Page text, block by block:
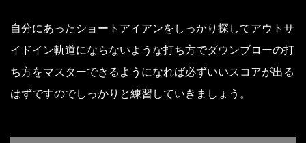
自分にあったショートアイアンをしっかり探してアウトサ
イドイン軌道にならないような打ち方でダウンブローの打
ち方をマスターできるようになれば必ずいいスコアが出る
はずですのでしっかりと練習していきましょう。